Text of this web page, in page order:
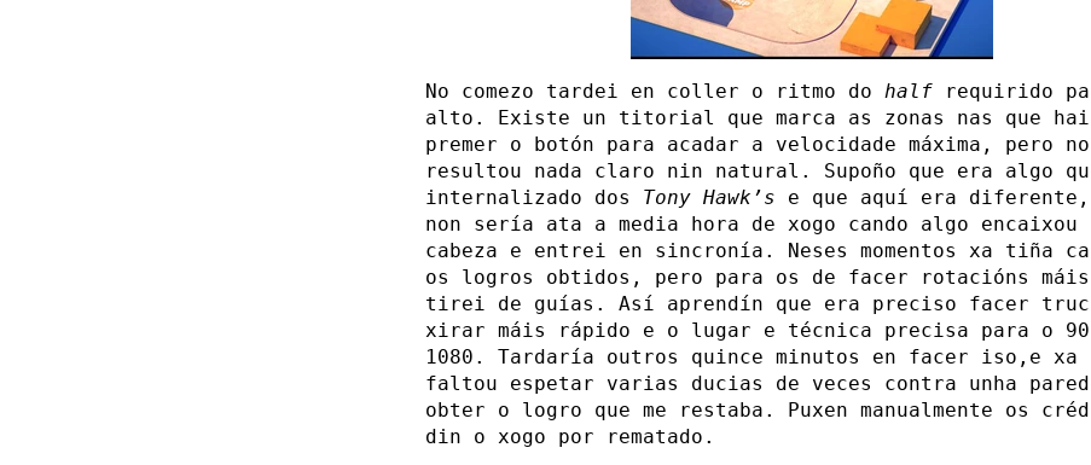
No comezo tardei en coller o ritmo do half requirido
alto. Existe un titorial que marca as zonas nas que hai
premer o botón para acadar a velocidade máxima, pero
resultou nada claro nin natural. Supoño que era algo
internalizado dos Tony Hawk’s e que aquí era diferente,
non sería ata a media hora de xogo cando algo encaixou
cabeza e entrei en sincronía. Neses momentos xa tiña
os logros obtidos, pero para os de facer rotacións
tirei de guías. Así aprendín que era preciso facer
xirar máis rápido e o lugar e técnica precisa para o
1080. Tardaría outros quince minutos en facer iso,e xa
faltou espetar varias ducias de veces contra unha
obter o logro que me restaba. Puxen manualmente os
din o xogo por rematado.